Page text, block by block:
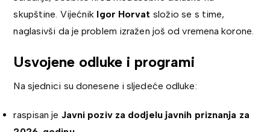
skupštine. Vijećnik Igor Horvat složio se s time,
naglasivši da je problem izražen još od vremena korone.
Usvojene odluke i programi
Na sjednici su donesene i sljedeće odluke:
raspisan je Javni poziv za dodjelu javnih priznanja za